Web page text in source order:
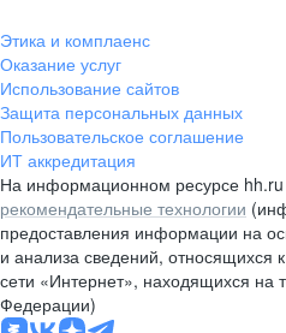
Этика и комплаенс
Оказание услуг
Использование сайтов
Защита персональных данных
Пользовательское соглашение
ИТ аккредитация
На информационном ресурсе hh.ru
рекомендательные технологии
предоставления информации на
и анализа сведений, относящихся
сети «Интернет», находящихся на
Федерации)